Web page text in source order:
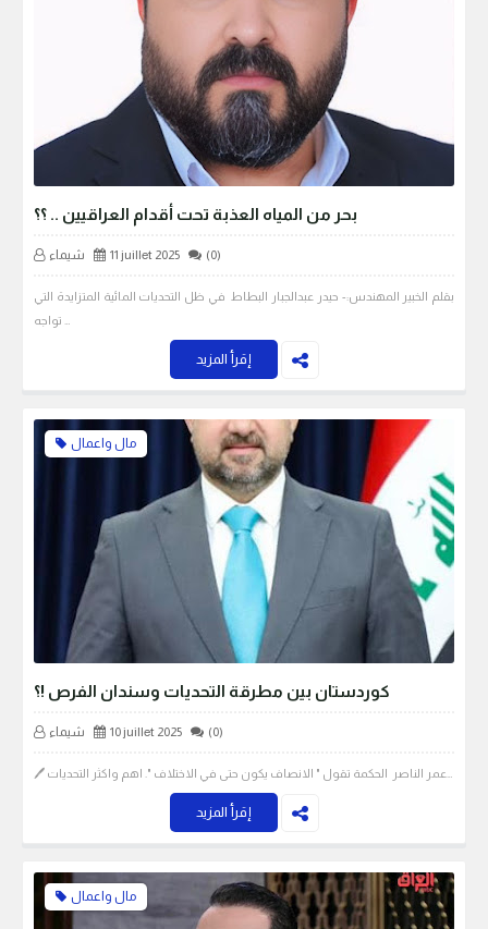
بحر من المياه العذبة تحت أقدام العراقيين .. ؟؟
شيماء 11 juillet 2025 (0)
بقلم الخبير المهندس:- حيدر عبدالجبار البطاط في ظل التحديات المائية المتزايدة التي
إقرأ المزيد
مال واعمال
كوردستان بين مطرقة التحديات وسندان الفرص !؟
شيماء 10 juillet 2025 (0)
إقرأ المزيد
مال واعمال